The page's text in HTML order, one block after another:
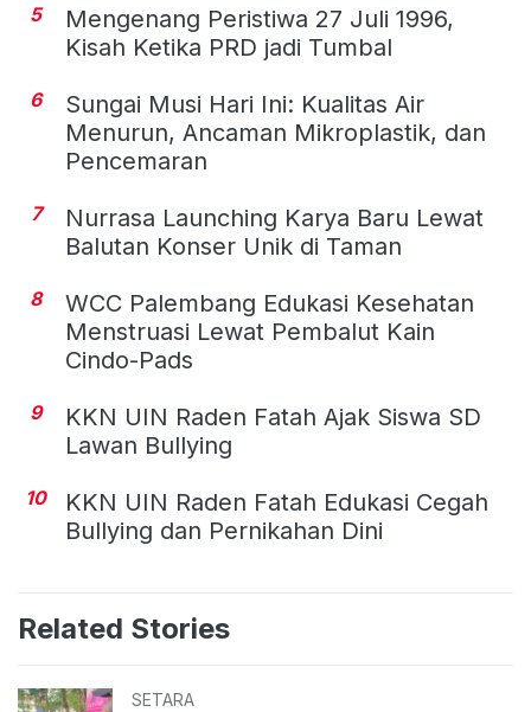
5
Mengenang Peristiwa 27 Juli 1996,
Kisah Ketika PRD jadi Tumbal
6
Sungai Musi Hari Ini: Kualitas Air
Menurun, Ancaman Mikroplastik, dan
Pencemaran
7
Nurrasa Launching Karya Baru Lewat
Balutan Konser Unik di Taman
8
WCC Palembang Edukasi Kesehatan
Menstruasi Lewat Pembalut Kain
Cindo-Pads
9
KKN UIN Raden Fatah Ajak Siswa SD
Lawan Bullying
10
KKN UIN Raden Fatah Edukasi Cegah
Bullying dan Pernikahan Dini
Related Stories
SETARA